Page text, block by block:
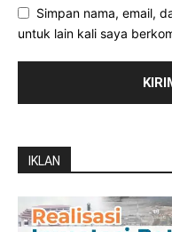
Simpan nama, email,
untuk lain kali saya
IKLAN